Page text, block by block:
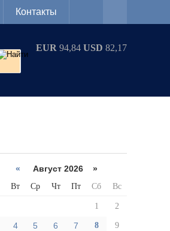
Контакты
EUR 94,84 USD 82,17
« Август 2026 »
Вт Ср Чт Пт Сб Вс
1 2
4 5 6 7 8 9